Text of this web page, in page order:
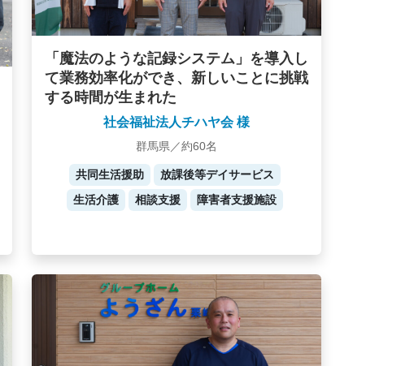
「魔法のような記録システム」を導入し
て業務効率化ができ、新しいことに挑戦
する時間が生まれた
社会福祉法人チハヤ会 様
群馬県／約60名
共同生活援助
放課後等デイサービス
生活介護
相談支援 障害者支援施設